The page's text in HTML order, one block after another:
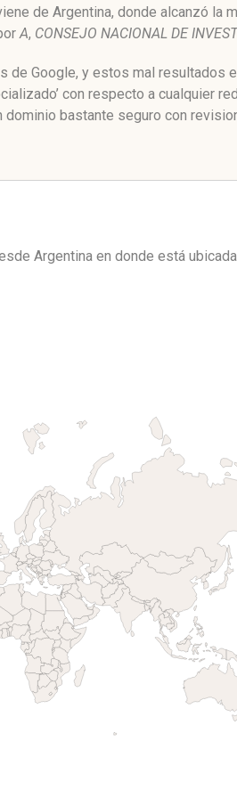
de Argentina, donde alcanzó la
A, CONSEJO NACIONAL DE
de Google, y estos mal resultados
con respecto a cualquier
dominio bastante seguro con
Argentina en donde está